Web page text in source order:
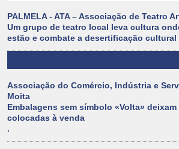
PALMELA - ATA – Associação de Teatro
Um grupo de teatro local leva cultura
estão e combate a desertificação cultural
Associação do Comércio, Indústria e
Moita
Embalagens sem símbolo «Volta»
colocadas à venda
.